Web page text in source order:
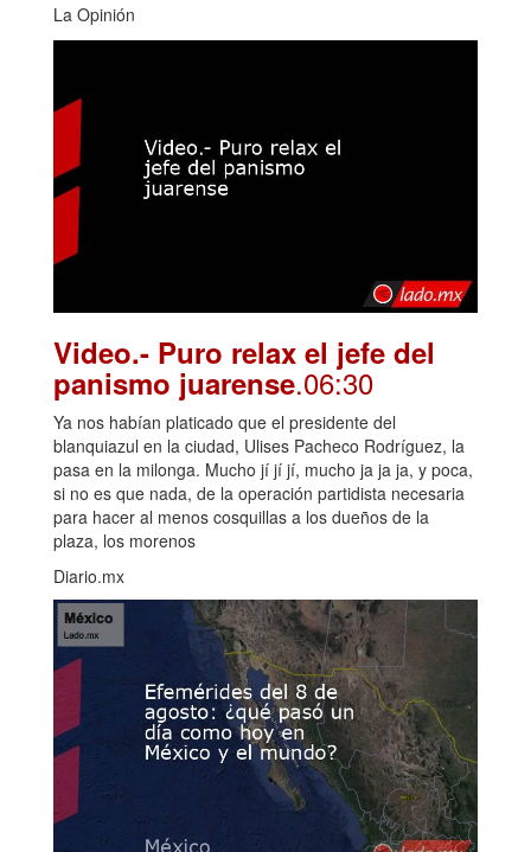
La Opinión
Video.- Puro relax el jefe del
panismo juarense.06:30
Ya nos habían platicado que el presidente del
blanquiazul en la ciudad, Ulises Pacheco Rodríguez, la
pasa en la milonga. Mucho jí jí jí, mucho ja ja ja, y poca,
si no es que nada, de la operación partidista necesaria
para hacer al menos cosquillas a los dueños de la
plaza, los morenos
Diario.mx